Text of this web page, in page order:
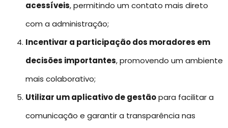
acessíveis, permitindo um contato mais direto
com a administração;
Incentivar a participação dos moradores em
decisões importantes, promovendo um ambiente
mais colaborativo;
Utilizar um aplicativo de gestãopara facilitar a
comunicação e garantir a transparência nas